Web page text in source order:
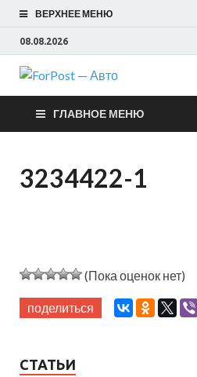
ВЕРХНЕЕ МЕНЮ
08.08.2026
ГЛАВНОЕ МЕНЮ
3234422-1
(Пока оценок нет)
поделиться
СТАТЬИ